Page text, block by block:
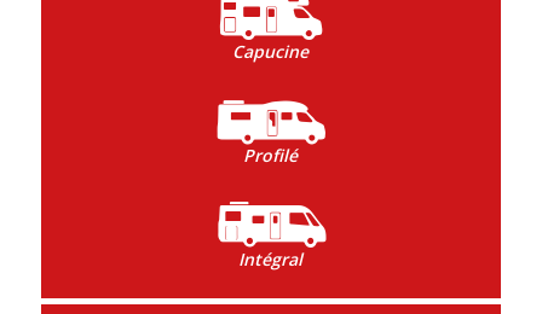
Capucine
Profilé
Intégral